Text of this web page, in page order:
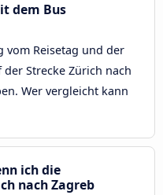
dem Bus
vom Reisetag und der
Strecke Zürich nach
Wer vergleicht kann
ich die
nach Zagreb